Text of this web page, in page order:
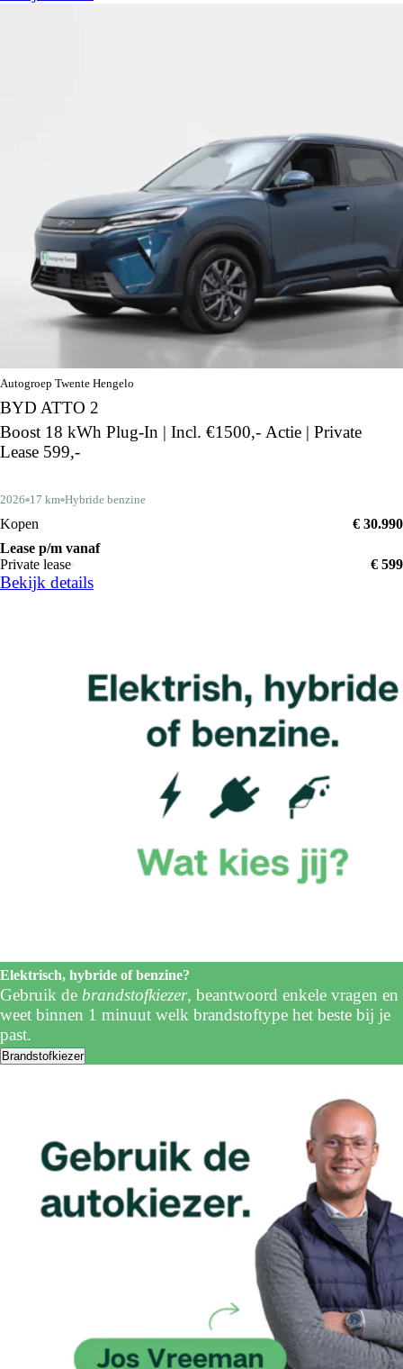
Autogroep Twente Hengelo
BYD ATTO 2
Boost 18 kWh Plug-In | Incl. €1500,- Actie | Private
Lease 599,-
2026 17 km Hybride benzine
Kopen
€ 30.990
Lease p/m vanaf
Private lease
€ 599
Bekijk details
Elektrisch, hybride of benzine?
Gebruik de brandstofkiezer, beantwoord enkele vragen en
weet binnen 1 minuut welk brandstoftype het beste bij je
past.
Brandstofkiezer